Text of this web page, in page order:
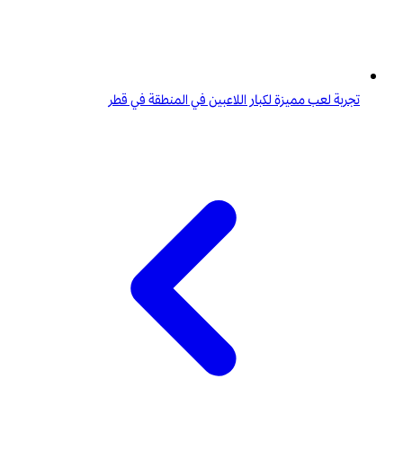
تجربة لعب مميزة لكبار اللاعبين في المنطقة في قطر